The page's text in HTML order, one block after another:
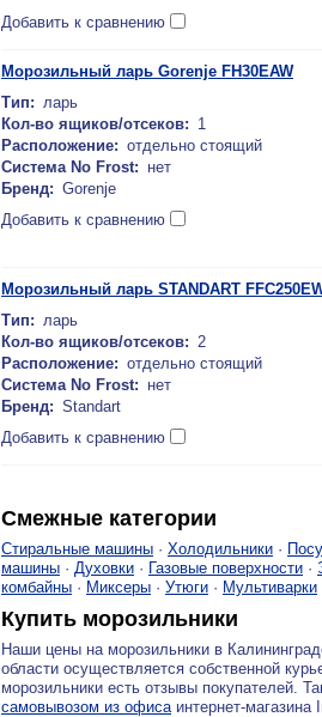
Добавить к сравнению
Морозильный ларь Gorenje FH30EAW
Тип: ларь
Кол-во ящиков/отсеков: 1
Расположение: отдельно стоящий
Система No Frost: нет
Бренд: Gorenje
Добавить к сравнению
Морозильный ларь STANDART
Тип: ларь
Кол-во ящиков/отсеков: 2
Расположение: отдельно стоящий
Система No Frost: нет
Бренд: Standart
Добавить к сравнению
Смежные категории
Стиральные машины · Холодильники ·
машины · Духовки · Газовые поверхности ·
комбайны · Миксеры · Утюги · Мультиварки
Купить морозильники
Наши цены на морозильники в
области осуществляется собственной
морозильники есть отзывы покупателей.
самовывозом из офисаинтернет-магазина